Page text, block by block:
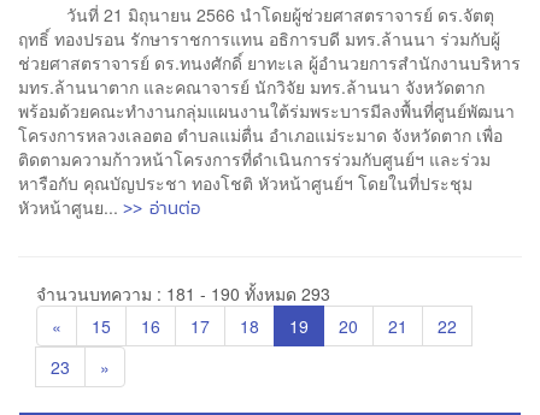
วันที่ 21 มิถุนายน 2566 นำโดยผู้ช่วยศาสตราจารย์ ดร.จัตตุ
ฤทธิ์ ทองปรอน รักษาราชการแทน อธิการบดี มทร.ล้านนา ร่วมกับผู้
ช่วยศาสตราจารย์ ดร.ทนงศักดิ์ ยาทะเล ผู้อำนวยการสำนักงานบริหาร
มทร.ล้านนาตาก และคณาจารย์ นักวิจัย มทร.ล้านนา จังหวัดตาก
พร้อมด้วยคณะทำงานกลุ่มแผนงานใต้ร่มพระบารมีลงพื้นที่ศูนย์พัฒนา
โครงการหลวงเลอตอ ตำบลแม่ตื่น อำเภอแม่ระมาด จังหวัดตาก เพื่อ
ติดตามความก้าวหน้าโครงการที่ดำเนินการร่วมกับศูนย์ฯ และร่วม
หารือกับ คุณบัญประชา ทองโชติ หัวหน้าศูนย์ฯ โดยในที่ประชุม
หัวหน้าศูนย... >> อ่านต่อ
จำนวนบทความ : 181 - 190 ทั้งหมด 293
«
15 16 17 18 19 20 21
22
23
»